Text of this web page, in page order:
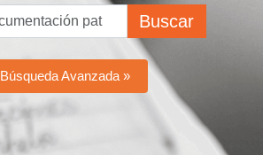
Buscar
Búsqueda Avanzada »